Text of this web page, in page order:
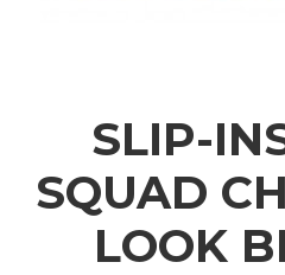
SLIP-
SQUAD
LOOK